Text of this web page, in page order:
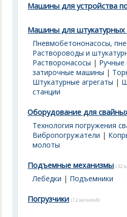
Машины для устройства
Машины для штукатурных
Пневмобетононасосы,
Раствороводы и
Растворонасосы | Ручные
затирочные машины |
Штукатурные агрегаты |
станции
Оборудование для
Технология погружения
Вибропогружатели |
молоты
Подъемные механизмы (32
Лебедки | Подъемники
Погрузчики (12 записей)